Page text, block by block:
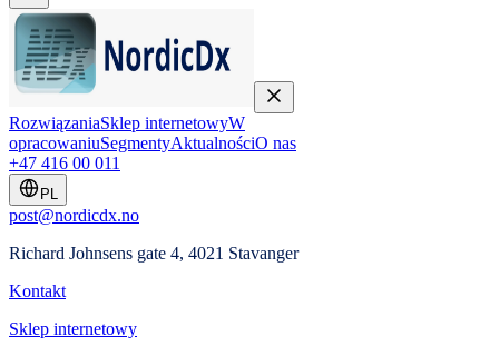
RozwiązaniaSklep internetowyW
opracowaniuSegmentyAktualnościO nas
+47 416 00 011
PL
post@nordicdx.no
Richard Johnsens gate 4, 4021 Stavanger
Kontakt
Sklep internetowy